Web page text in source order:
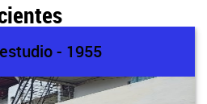
- 1955